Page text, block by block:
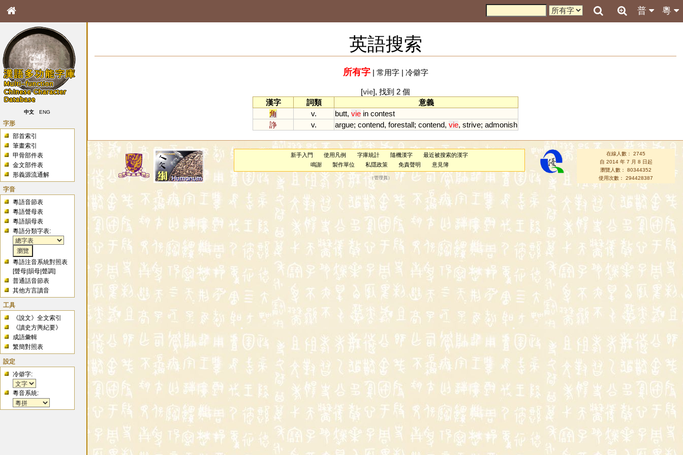
粵
普
中文 ENG
字形
部首索引
筆畫索引
甲骨部件表
金文部件表
形義源流通解
字音
粵語音節表
粵語聲母表
粵語韻母表
粵語分類字表:
粵語注音系統對照表
[聲母 |韻母 |聲調]
普通話音節表
其他方言讀音
工具
《說文》全文索引
《讀史方輿紀要》
成語彙輯
繁簡對照表
設定
冷僻字:
粵音系統:
英語搜索
所有字| 常用字| 冷僻字
[vie], 找到 2 個
漢字
詞類
意義
角
v. butt, vie in contest
諍
v. argue; contend, forestall; contend, vie, strive; admonish
新手入門 使用凡例 字庫統計 隨機漢字
最近被搜索的漢字
鳴謝
製作單位 私隱政策 免責聲明 意見簿
（管理員 ）
在線人數： 2745
自 2014 年 7 月 8 日起
瀏覽人數： 80344352
使用次數： 294428387